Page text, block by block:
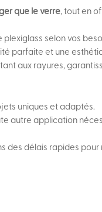
que le verre, tout en
selon vos
parfaite et une
aux rayures,
uniques et adaptés.
autre application
des délais rapides